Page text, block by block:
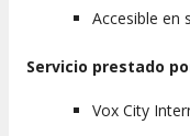
Accesible en
Servicio prestado
Vox City